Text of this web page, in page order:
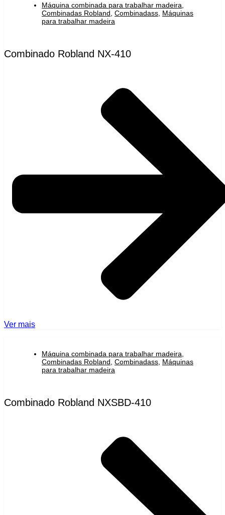
Máquina combinada para trabalhar madeira
Combinadas Robland Combinadass Máquinas
para trabalhar madeira
Combinado Robland NX-410
Ver mais
Máquina combinada para trabalhar madeira
Combinadas Robland Combinadass Máquinas
para trabalhar madeira
Combinado Robland NXSBD-410